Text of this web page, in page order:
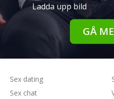
Ladda upp bild
GÅ
Sex dating
Sex chat